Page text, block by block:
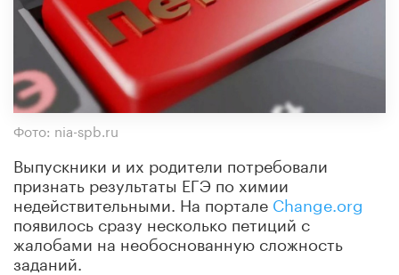
Фото: nia-spb.ru
Выпускники и их родители потребовали
признать результаты ЕГЭ по химии
недействительными. На портале Change.org
появилось сразу несколько петиций с
жалобами на необоснованную сложность
заданий.